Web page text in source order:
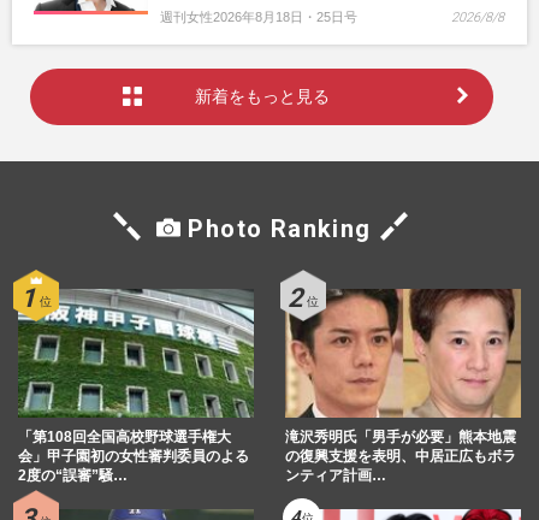
週刊女性2026年8月18日・25日号 2026/8/8
新着をもっと見る
Photo Ranking
「第108回全国高校野球選手権大
会」甲子園初の女性審判委員のよる
2度の“誤審”騒…
滝沢秀明氏「男手が必要」熊本地震
の復興支援を表明、中居正広もボラ
ンティア計画…